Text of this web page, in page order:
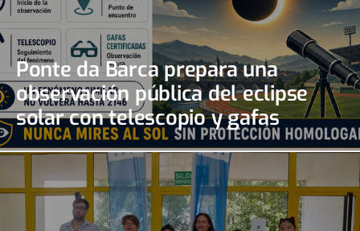
Ponte da Barca prepara una
observación pública del eclipse
solar con telescopio y gafas
certificadas